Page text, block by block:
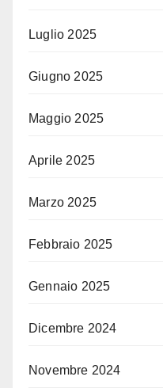
Luglio 2025
Giugno 2025
Maggio 2025
Aprile 2025
Marzo 2025
Febbraio 2025
Gennaio 2025
Dicembre 2024
Novembre 2024